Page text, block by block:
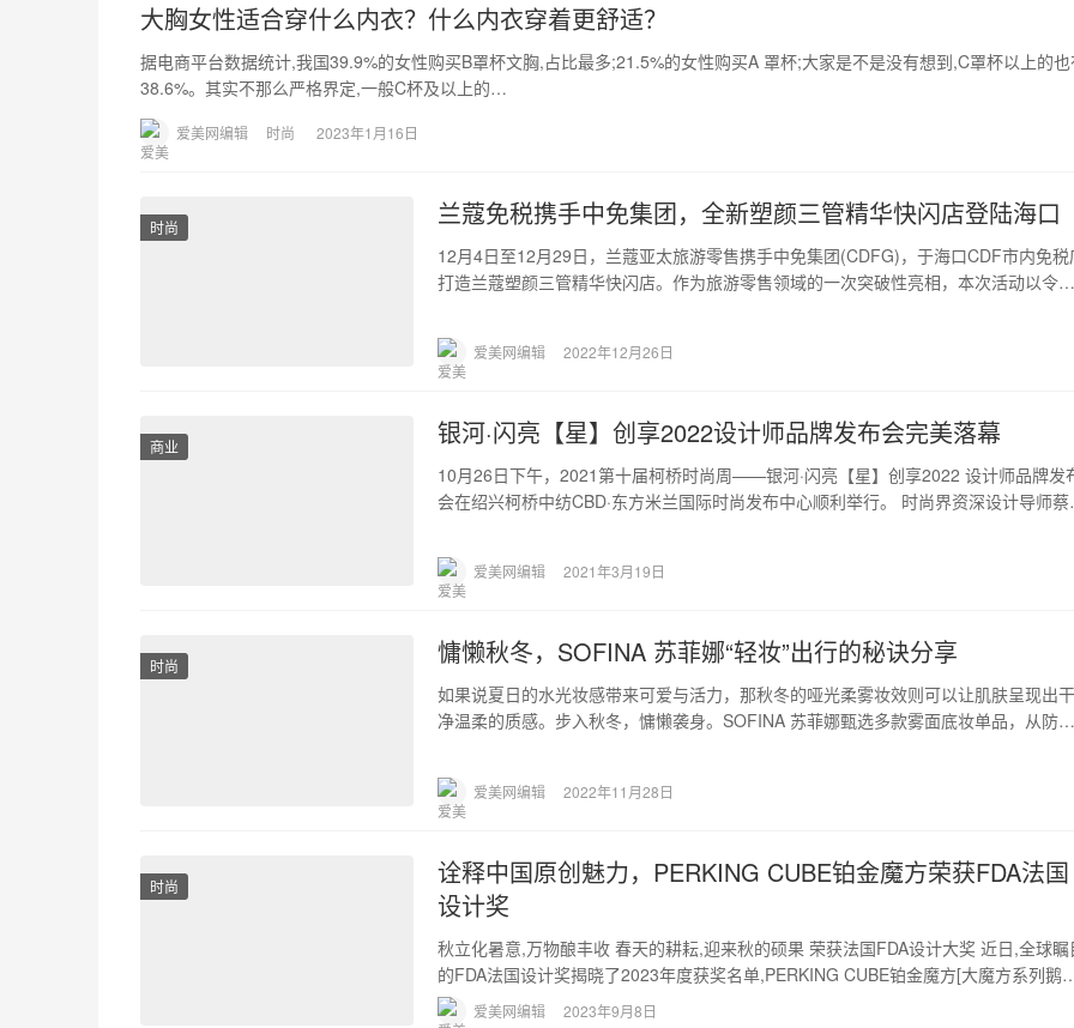
大胸女性适合穿什么内衣？什么内衣穿着更舒适？
据电商平台数据统计,我国39.9%的女性购买B罩杯文胸,占比最多;21.5%的女性购买A 罩杯;大家是不是没有想到,C罩杯以上的
38.6%。其实不那么严格界定,一般C杯及以上的…
爱美网编辑 时尚 2023年1月16日
时尚 兰蔻免税携手中免集团，全新塑颜三管精华快闪店登陆海口
12月4日至12月29日，兰蔻亚太旅游零售携手中免集团(CDFG)，于海口CDF市内免税
打造兰蔻塑颜三管精华快闪店。作为旅游零售领域的一次突破性亮相，本次活动以令人
爱美网编辑 2022年12月26日
商业 银河·闪亮【星】创享2022设计师品牌发布会完美落幕
10月26日下午，2021第十届柯桥时尚周——银河·闪亮【星】创享2022 设计师品牌发
会在绍兴柯桥中纺CBD·东方米兰国际时尚发布中心顺利举行。 时尚界资深设计导师蔡
爱美网编辑 2021年3月19日
时尚 慵懒秋冬，SOFINA 苏菲娜“轻妆”出行的秘诀分享
如果说夏日的水光妆感带来可爱与活力，那秋冬的哑光柔雾妆效则可以让肌肤呈现出干
净温柔的质感。步入秋冬，慵懒袭身。SOFINA 苏菲娜甄选多款雾面底妆单品，从防晒
爱美网编辑 2022年11月28日
时尚
诠释中国原创魅力，PERKING CUBE铂金魔方荣获FDA法国
设计奖
秋立化暑意,万物酿丰收 春天的耕耘,迎来秋的硕果 荣获法国FDA设计大奖 近日,全球瞩
的FDA法国设计奖揭晓了2023年度获奖名单,PERKING CUBE铂金魔方[大魔方系列鹅
爱美网编辑 2023年9月8日